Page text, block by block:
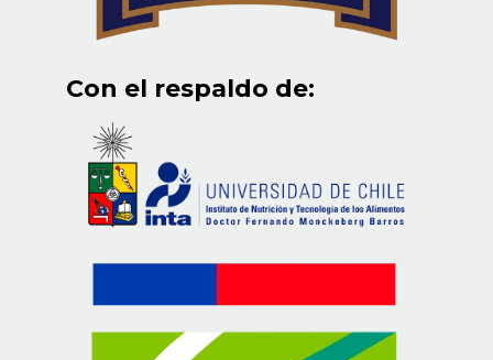
Con el respaldo de: